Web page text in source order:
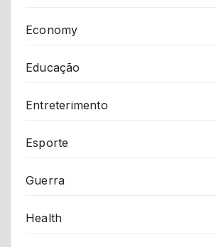
Economy
Educação
Entreterimento
Esporte
Guerra
Health